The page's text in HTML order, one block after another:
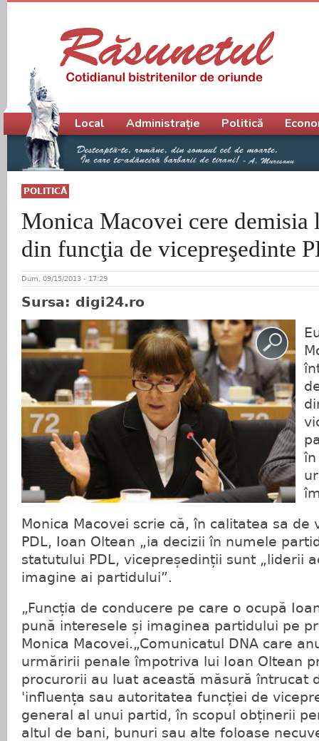
POLITICĂ
Monica Macovei cere demisia
din funcţia de vicepreşedinte
Dum, 09/15/2013 - 17:29
Sursa: digi24.ro
în
Monica Macovei scrie că, în calitatea sa de
PDL, Ioan Oltean „ia decizii în numele
statutului PDL, vicepreședinții sunt „liderii
imagine ai partidului”.
„Funcția de conducere pe care o ocupă
pună interesele și imaginea partidului pe
Monica Macovei.„Comunicatul DNA care
urmăririi penale împotriva lui Ioan Oltean
procurorii au luat această măsură întrucat
'influența sau autoritatea funcției de
general al unui partid, în scopul obținerii
altul de bani, bunuri sau alte foloase
Meniu principal
Local Administrație Politică